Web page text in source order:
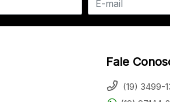
Fale
(19) 3499-